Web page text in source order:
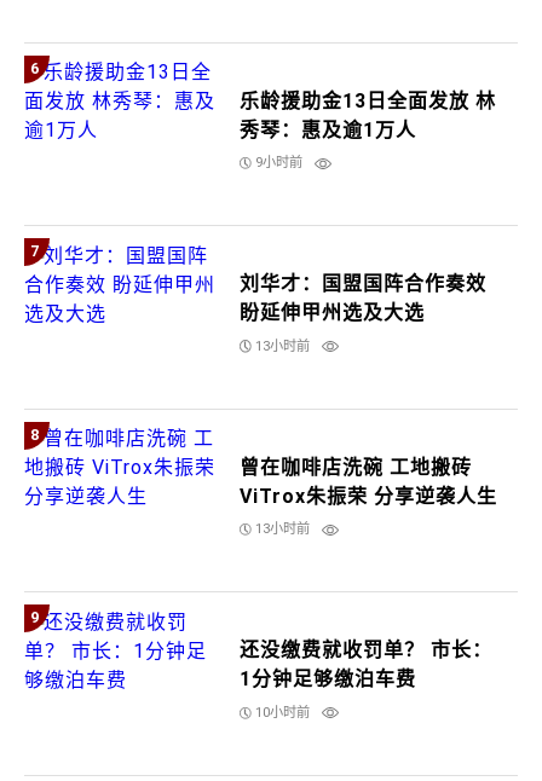
6
乐龄援助金13日全面发放 林
秀琴：惠及逾1万人
9小时前
7
刘华才：国盟国阵合作奏效
盼延伸甲州选及大选
13小时前
8
曾在咖啡店洗碗 工地搬砖
ViTrox朱振荣 分享逆袭人生
13小时前
9
还没缴费就收罚单？ 市长：
1分钟足够缴泊车费
10小时前